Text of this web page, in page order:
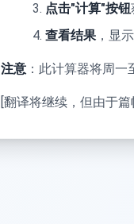
点击"计算"按钮
查看结果 ，显
注意 ：此计算器将周一
[翻译将继续，但由于